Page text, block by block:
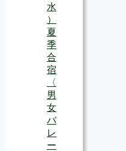
水
）
夏
季
合
宿
〈
男
女
バ
レ
ー